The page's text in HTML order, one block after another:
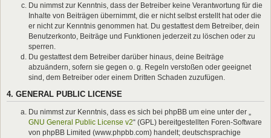
Du nimmst zur Kenntnis, dass der Betreiber keine Verantwortung für die
Inhalte von Beiträgen übernimmt, die er nicht selbst erstellt hat oder die
er nicht zur Kenntnis genommen hat. Du gestattest dem Betreiber, dein
Benutzerkonto, Beiträge und Funktionen jederzeit zu löschen oder zu
sperren.
Du gestattest dem Betreiber darüber hinaus, deine Beiträge
abzuändern, sofern sie gegen o. g. Regeln verstoßen oder geeignet
sind, dem Betreiber oder einem Dritten Schaden zuzufügen.
4. GENERAL PUBLIC LICENSE
Du nimmst zur Kenntnis, dass es sich bei phpBB um eine unter der „
GNU General Public License v2“ (GPL) bereitgestellten Foren-Software
von phpBB Limited (www.phpbb.com) handelt; deutschsprachige